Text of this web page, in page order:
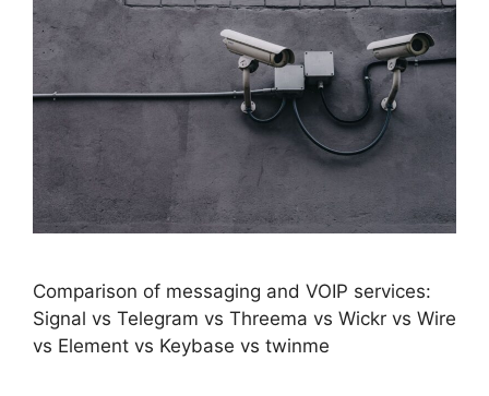
Comparison of messaging and VOIP services:
Signal vs Telegram vs Threema vs Wickr vs Wire
vs Element vs Keybase vs twinme